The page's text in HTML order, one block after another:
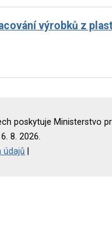
výrobků z
poskytuje Ministerstvo
8. 2026.
údajů